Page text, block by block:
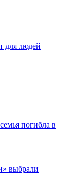
для людей
погибла в
выбрали